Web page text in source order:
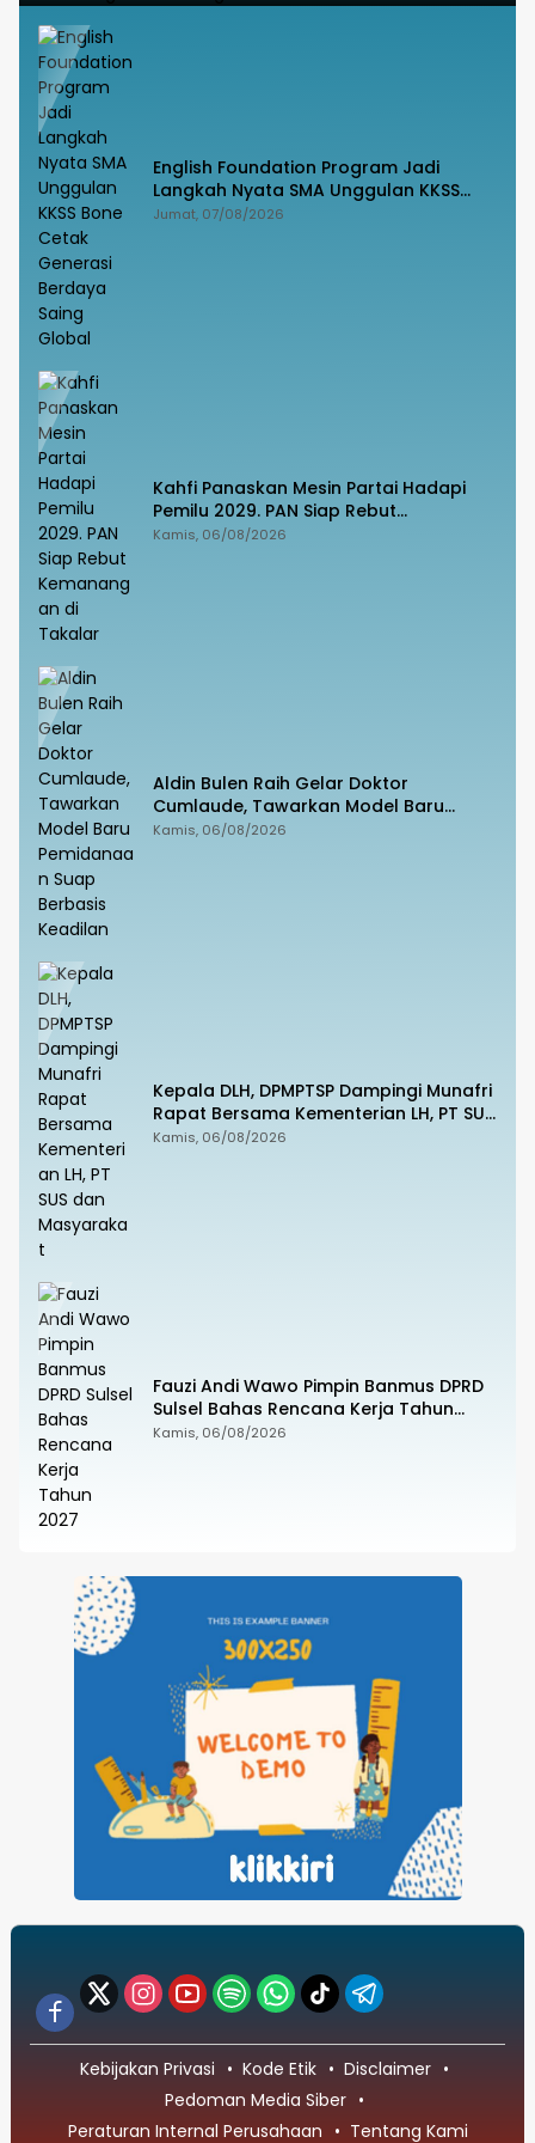
English Foundation Program Jadi
Langkah Nyata SMA Unggulan KKSS
Bone Cetak Generasi Berdaya Saing
Jumat, 07/08/2026
Kahfi Panaskan Mesin Partai Hadapi
Pemilu 2029. PAN Siap Rebut
Kemanangan di Takalar
Kamis, 06/08/2026
Aldin Bulen Raih Gelar Doktor
Cumlaude, Tawarkan Model Baru
Pemidanaan Suap Berbasis Keadilan
Kamis, 06/08/2026
Kepala DLH, DPMPTSP Dampingi Munafri
Rapat Bersama Kementerian LH, PT SUS
dan Masyarakat
Kamis, 06/08/2026
Fauzi Andi Wawo Pimpin Banmus DPRD
Sulsel Bahas Rencana Kerja Tahun
2027
Kamis, 06/08/2026
Kebijakan Privasi Kode Etik
Disclaimer
Pedoman Media Siber
Peraturan Internal Perusahaan
Tentang Kami